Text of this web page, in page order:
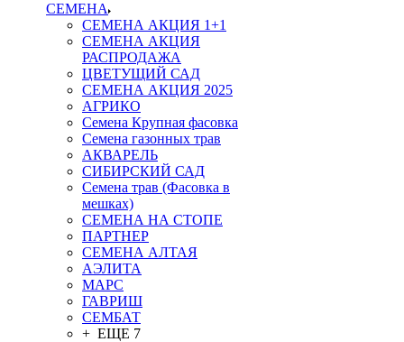
СЕМЕНА
СЕМЕНА АКЦИЯ 1+1
СЕМЕНА АКЦИЯ
РАСПРОДАЖА
ЦВЕТУЩИЙ САД
СЕМЕНА АКЦИЯ 2025
АГРИКО
Семена Крупная фасовка
Семена газонных трав
АКВАРЕЛЬ
СИБИРСКИЙ САД
Семена трав (Фасовка в
мешках)
СЕМЕНА НА СТОПЕ
ПАРТНЕР
СЕМЕНА АЛТАЯ
АЭЛИТА
МАРС
ГАВРИШ
СЕМБАТ
+ ЕЩЕ 7